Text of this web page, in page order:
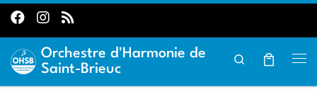
Passer au contenu
Orchestre d'Harmonie de
Saint-Brieuc
Search